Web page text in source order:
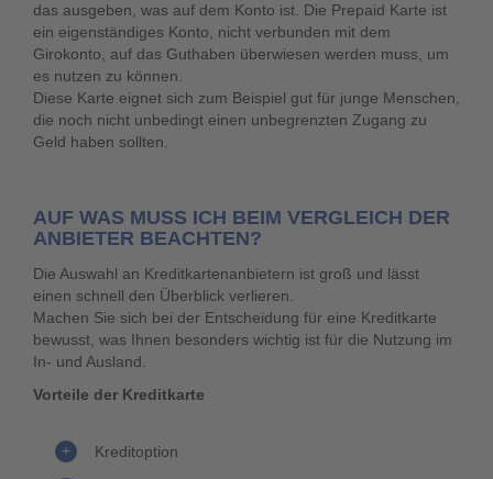
das ausgeben, was auf dem Konto ist. Die Prepaid Karte ist
ein eigenständiges Konto, nicht verbunden mit dem
Girokonto, auf das Guthaben überwiesen werden muss, um
es nutzen zu können.
Diese Karte eignet sich zum Beispiel gut für junge Menschen,
die noch nicht unbedingt einen unbegrenzten Zugang zu
Geld haben sollten.
AUF WAS MUSS ICH BEIM VERGLEICH DER
ANBIETER BEACHTEN?
Die Auswahl an Kreditkartenanbietern ist groß und lässt
einen schnell den Überblick verlieren.
Machen Sie sich bei der Entscheidung für eine Kreditkarte
bewusst, was Ihnen besonders wichtig ist für die Nutzung im
In- und Ausland.
Vorteile der Kreditkarte
Kreditoption